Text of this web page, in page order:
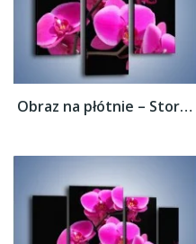
Obraz na płótnie – Storczyk nocą –...